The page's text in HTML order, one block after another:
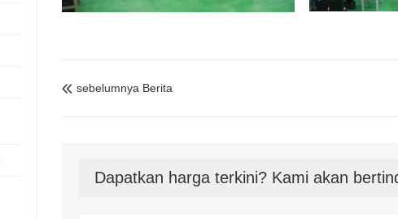
 sebelumnya Berita
Dapatkan harga terkini? Kami akan